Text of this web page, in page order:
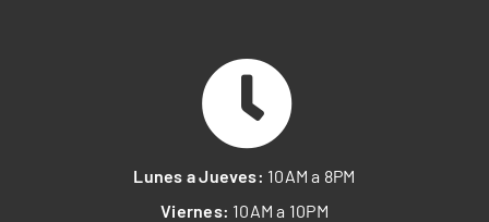
Lunes a Jueves: 10AM a 8PM
Viernes: 10AM a 10PM